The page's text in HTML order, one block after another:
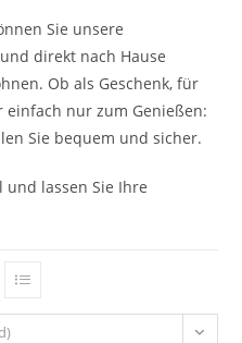
Sie unsere
direkt nach Hause
Ob als Geschenk, für
einfach nur zum Genießen:
Sie bequem und sicher.
und lassen Sie Ihre